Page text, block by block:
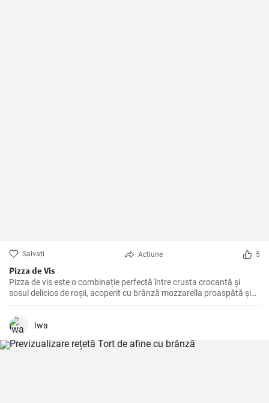
Salvați Acțiune 5
Pizza de Vis
Pizza de vis este o combinație perfectă între crusta crocantă și
sosul delicios de roșii, acoperit cu brânză mozzarella proaspătă și
ingrediente savuroase.
Iwa